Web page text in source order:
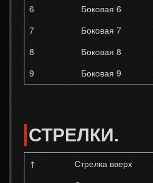
6
Боковая 6
7
Боковая 7
8
Боковая 8
9
Боковая 9
СТРЕЛКИ.
↑
Стрелка вверх